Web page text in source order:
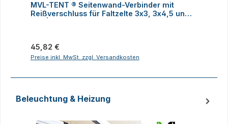
MVL-TENT ® Seitenwand-Verbinder mit
Reißverschluss für Faltzelte 3x3, 3x4,5 und
Regulärer Preis:
45,82 €
Preise inkl. MwSt. zzgl. Versandkosten
Beleuchtung & Heizung